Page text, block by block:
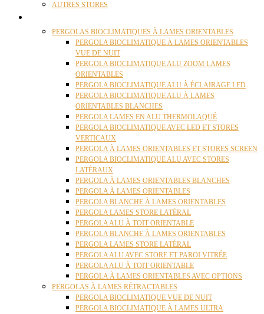
AUTRES STORES
PERGOLAS BIOCLIMATIQUES À LAMES ORIENTABLES
PERGOLA BIOCLIMATIQUE À LAMES ORIENTABLES
VUE DE NUIT
PERGOLA BIOCLIMATIQUE ALU ZOOM LAMES
ORIENTABLES
PERGOLA BIOCLIMATIQUE ALU À ÉCLAIRAGE LED
PERGOLA BIOCLIMATIQUE ALU À LAMES
ORIENTABLES BLANCHES
PERGOLA LAMES EN ALU THERMOLAQUÉ
PERGOLA BIOCLIMATIQUE AVEC LED ET STORES
VERTICAUX
PERGOLA À LAMES ORIENTABLES ET STORES SCREEN
PERGOLA BIOCLIMATIQUE ALU AVEC STORES
LATÉRAUX
PERGOLA À LAMES ORIENTABLES BLANCHES
PERGOLA À LAMES ORIENTABLES
PERGOLA BLANCHE À LAMES ORIENTABLES
PERGOLA LAMES STORE LATÉRAL
PERGOLA ALU À TOIT ORIENTABLE
PERGOLA BLANCHE À LAMES ORIENTABLES
PERGOLA LAMES STORE LATÉRAL
PERGOLA ALU AVEC STORE ET PAROI VITRÉE
PERGOLA ALU À TOIT ORIENTABLE
PERGOLA À LAMES ORIENTABLES AVEC OPTIONS
PERGOLAS À LAMES RÉTRACTABLES
PERGOLA BIOCLIMATIQUE VUE DE NUIT
PERGOLA BIOCLIMATIQUE À LAMES ULTRA